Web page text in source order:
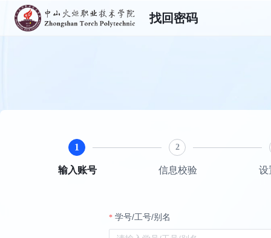
找回密码
1
输入账号
2
信息校验 设
学号/工号/别名